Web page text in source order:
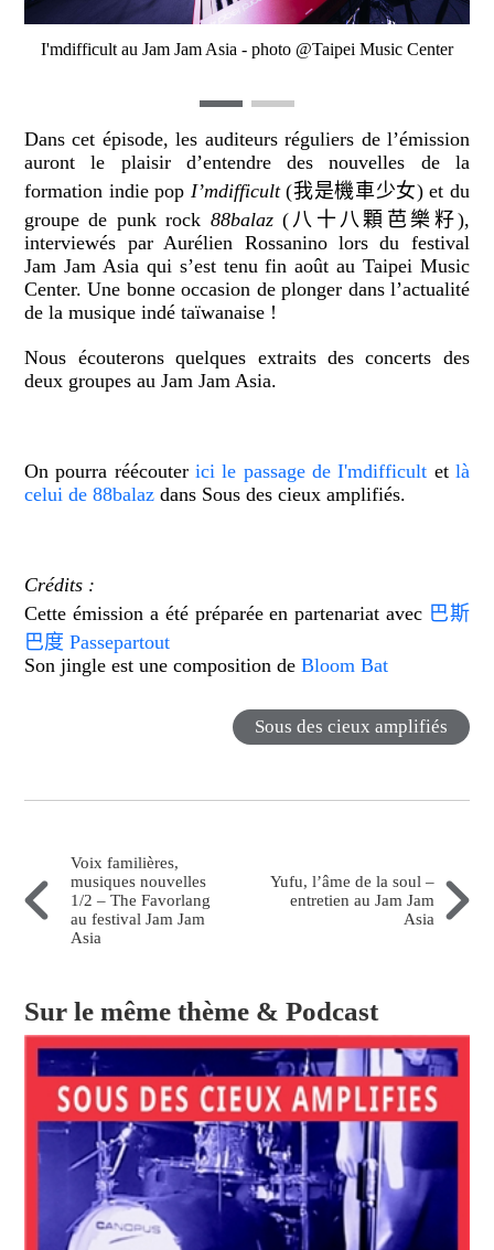
I'mdifficult au Jam Jam Asia - photo @Taipei Music Center
Dans cet épisode, les auditeurs réguliers de l’émission
auront le plaisir d’entendre des nouvelles de la
formation indie pop I’mdifficult(我是機車少女) et du
groupe de punk rock 88balaz (八十八顆芭樂籽),
interviewés par Aurélien Rossanino lors du festival
Jam Jam Asia qui s’est tenu fin août au Taipei Music
Center. Une bonne occasion de plonger dans l’actualité
de la musique indé taïwanaise !
Nous écouterons quelques extraits des concerts des
deux groupes au Jam Jam Asia.
On pourra réécouterici le passage de I'mdifficult et là
celui de 88balaz dans Sous des cieux amplifiés.
Crédits :
Cette émission a été préparée en partenariat avec 巴斯
巴度 Passepartout
Son jingle est une composition deBloom Bat
Sous des cieux amplifiés
Voix familières,
musiques nouvelles
1/2 – The Favorlang
au festival Jam Jam
Asia
Yufu, l’âme de la soul –
entretien au Jam Jam
Asia
Sur le même thème & Podcast